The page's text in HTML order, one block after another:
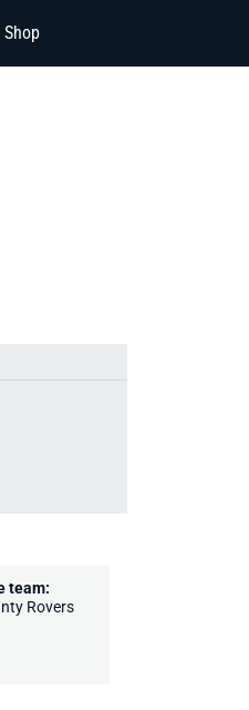
Shop
team:
Rovers